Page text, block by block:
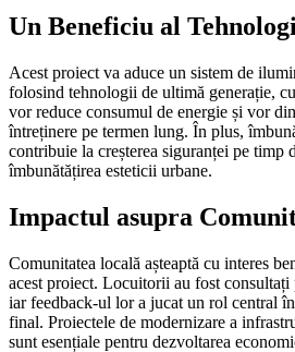
Un Beneficiu al
Acest proiect va aduce un sistem de
folosind tehnologii de ultimă generație,
vor reduce consumul de energie și vor
întreținere pe termen lung. În plus,
contribuie la creșterea siguranței pe timp
îmbunătățirea esteticii urbane.
Impactul asupra
Comunitatea locală așteaptă cu interes
acest proiect. Locuitorii au fost
iar feedback-ul lor a jucat un rol central
final. Proiectele de modernizare a
sunt esențiale pentru dezvoltarea